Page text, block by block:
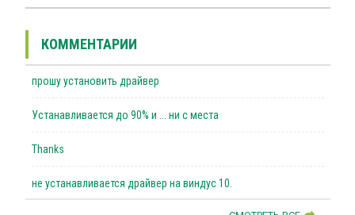
КОММЕНТАРИИ
прошу установить драйвер
Устанавливается до 90% и ... ни с места
Thanks
не устанавливается драйвер на виндус 10.